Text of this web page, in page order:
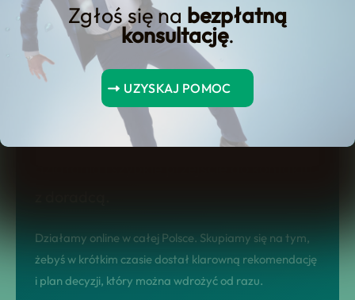
Zgłoś się na bezpłatną
konsultację.
UZYSKAJ POMOC
Jeśli rozważasz upadlosc konsumencka
uk, potrzebujesz konkretnej oferty
sprzedażowej, a nie ogólników. Na tej
stronie dostajesz jasny model
współpracy, realne scenariusze
Działamy online w całej Polsce. Skupiamy się na tym,
żebyś w krótkim czasie dostał klarowną rekomendację
i plan decyzji, który można wdrożyć od razu.